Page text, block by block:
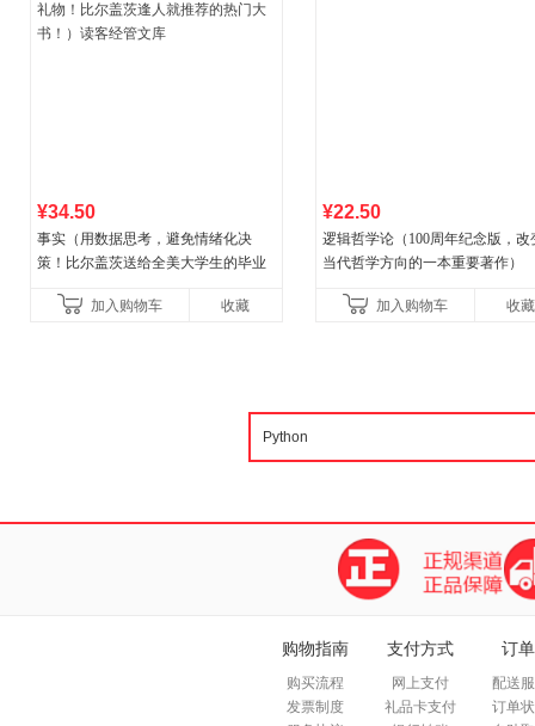
¥34.50
事实（用数据思考，避免情绪化决
策！比尔盖茨送给全美大学生的毕业
书！）读客经管文库
加入购物车 收藏
¥22.50
逻辑哲学论（100周年纪念版，改
当代哲学方向的一本重要著作）
加入购物车 收藏
购物指南
购买流程
发票制度
支付方式
网上支付
礼品卡支付
订
配送
订单